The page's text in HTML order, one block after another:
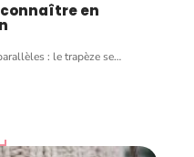
en
: le trapèze se…